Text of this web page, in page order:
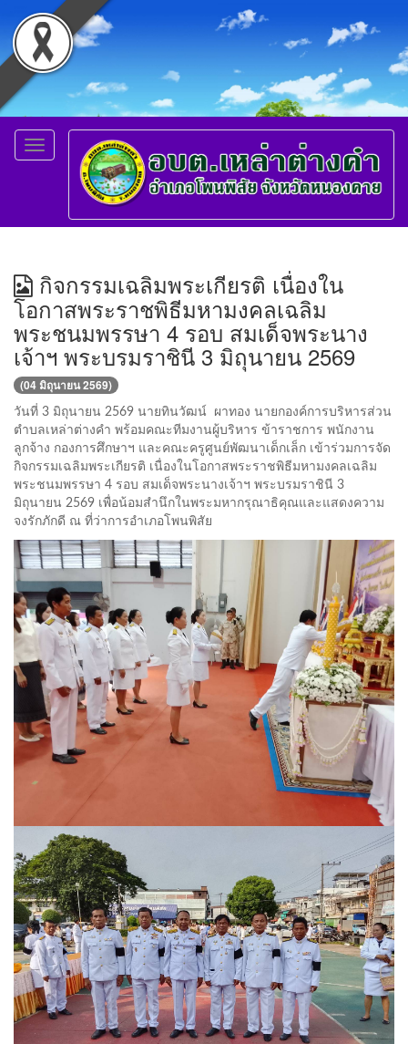
Toggle
navigation
กิจกรรมเฉลิมพระเกียรติ เนื่องใน
โอกาสพระราชพิธีมหามงคลเฉลิม
พระชนมพรรษา 4 รอบ สมเด็จพระนาง
เจ้าฯ พระบรมราชินี 3 มิถุนายน 2569
(04 มิถุนายน 2569)
วันที่ 3 มิถุนายน 2569 นายทินวัฒน์ ผาทอง นายกองค์การบริหารส่วน
ตำบลเหล่าต่างคำ พร้อมคณะทีมงานผู้บริหาร ข้าราชการ พนักงาน
ลูกจ้าง กองการศึกษาฯ และคณะครูศูนย์พัฒนาเด็กเล็ก เข้าร่วมการจัด
กิจกรรมเฉลิมพระเกียรติ เนื่องในโอกาสพระราชพิธีมหามงคลเฉลิม
พระชนมพรรษา 4 รอบ สมเด็จพระนางเจ้าฯ พระบรมราชินี 3
มิถุนายน 2569 เพื่อน้อมสำนึกในพระมหากรุณาธิคุณและแสดงความ
จงรักภักดี ณ ที่ว่าการอำเภอโพนพิสัย